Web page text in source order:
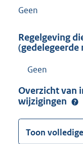
n
l
n
:
r
e
i
k
Geen
Regelgeving
(gedelegeerde
Geen
Overzicht van
wijzigingen
Toon